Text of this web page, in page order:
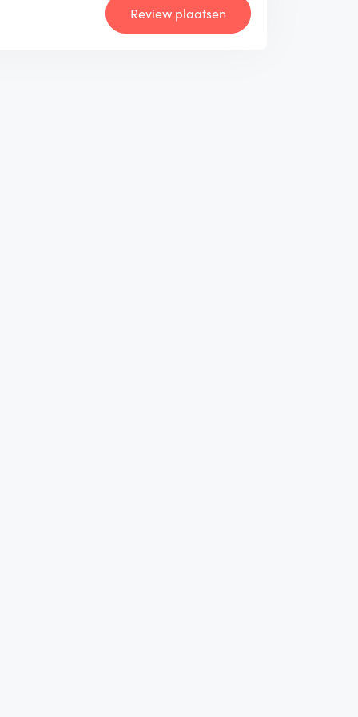
Review plaatsen